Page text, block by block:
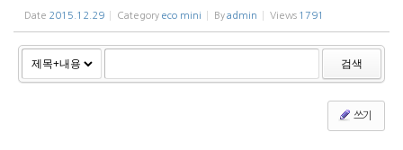
Date 2015.12.29 Category eco mini Byadmin Views 1791
검색
쓰기